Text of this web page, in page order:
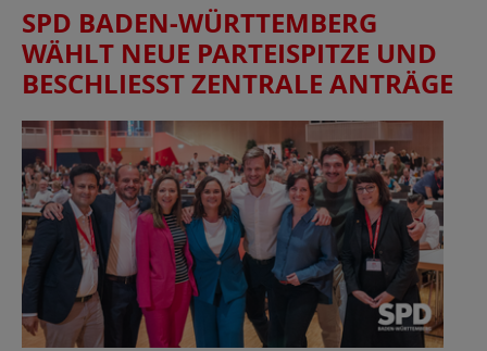
SPD BADEN-WÜRTTEMBERG
WÄHLT NEUE PARTEISPITZE UND
BESCHLIESST ZENTRALE ANTRÄGE